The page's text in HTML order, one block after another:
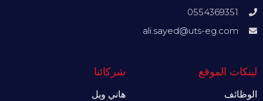
0554369351
ali.sayed@uts-eg.com
لينكات الموقع
الوظائف
شركائنا
هاني ويل